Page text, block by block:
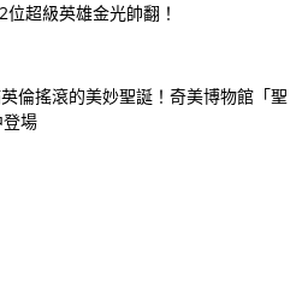
超級英雄金光帥翻！
倫搖滾的美妙聖誕！奇美博物館「聖
場